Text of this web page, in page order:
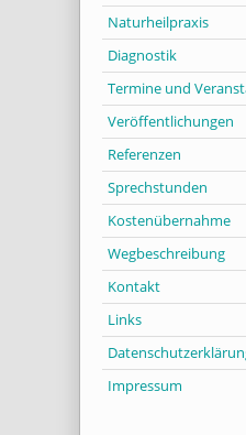
Naturheilpraxis
Diagnostik
Termine und
Veröffentlichungen
Referenzen
Sprechstunden
Kostenübernahme
Wegbeschreibung
Kontakt
Links
Impressum